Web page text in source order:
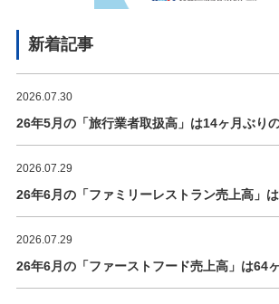
新着記事
2026.07.30
26年5月の「旅行業者取扱高」は14ヶ月ぶり
2026.07.29
26年6月の「ファミリーレストラン売上高」
2026.07.29
26年6月の「ファーストフード売上高」は64